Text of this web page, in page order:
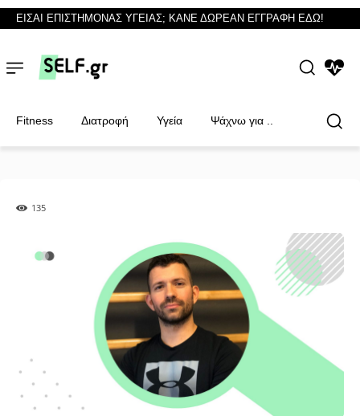
ΕΙΣΑΙ ΕΠΙΣΤΗΜΟΝΑΣ ΥΓΕΙΑΣ; ΚΑΝΕ ΔΩΡΕΑΝ ΕΓΓΡΑΦΗ ΕΔΩ!
Fitness Διατροφή Υγεία Ψάχνω για ..
135